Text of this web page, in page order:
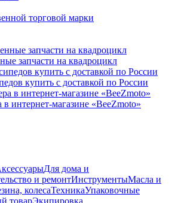
торговой марки
запчасти на квадроцикл
купить с доставкой по России
в интернет-магазине «BeeZmoto»
Для дома и
и ремонтИнструментыМасла и
колесаТехникаУпаковочные
товарЭкипировка